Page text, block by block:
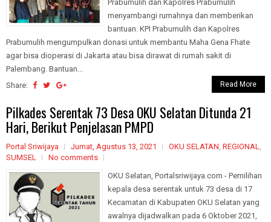
Prabumulih dan Kapolres Prabumulih
menyambangi rumahnya dan memberikan
bantuan. KPI Prabumulih dan Kapolres
Prabumulih mengumpulkan donasi untuk membantu Maha Gena Fhate
agar bisa dioperasi di Jakarta atau bisa dirawat di rumah sakit di
Palembang. Bantuan...
Share:
Read More
Pilkades Serentak 73 Desa OKU Selatan Ditunda 21
Hari, Berikut Penjelasan PMPD
Portal Sriwijaya Jumat, Agustus 13, 2021 OKU SELATAN, REGIONAL,
SUMSEL
No comments
OKU Selatan, Portalsriwijaya.com - Pemilihan
kepala desa serentak untuk 73 desa di 17
Kecamatan di Kabupaten OKU Selatan yang
awalnya dijadwalkan pada 6 Oktober 2021,